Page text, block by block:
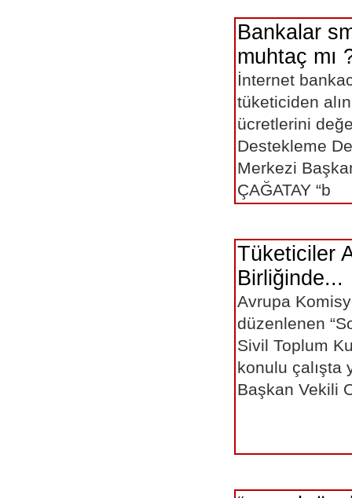
Bankalar
muhtaç mı
İnternet
tüketiciden
ücretlerini
Destekleme
Merkezi
ÇAĞATAY “b
Tüketiciler
Birliğinde...
Avrupa
düzenlenen
Sivil Toplum
konulu çalışta
Başkan Vekili